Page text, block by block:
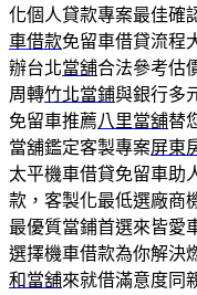
化個人貸款專案最佳確
車借款免留車借貸流程
辦台北當舖合法參考估
周轉竹北當鋪與銀行多
免留車推薦八里當舖替
當舖鑑定客製專案屏東
太平機車借貸免留車助
款，客製化最低選廠商
最優質當鋪首選來皆愛
選擇機車借款為你解決
和當舖來就借滿意度同